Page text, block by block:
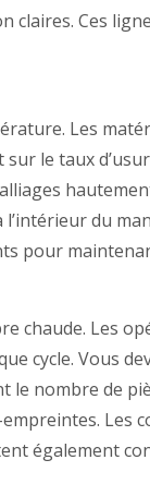
Ces
Les
le taux
du
pour
chaude. Les
cycle. Vous
nombre de
également